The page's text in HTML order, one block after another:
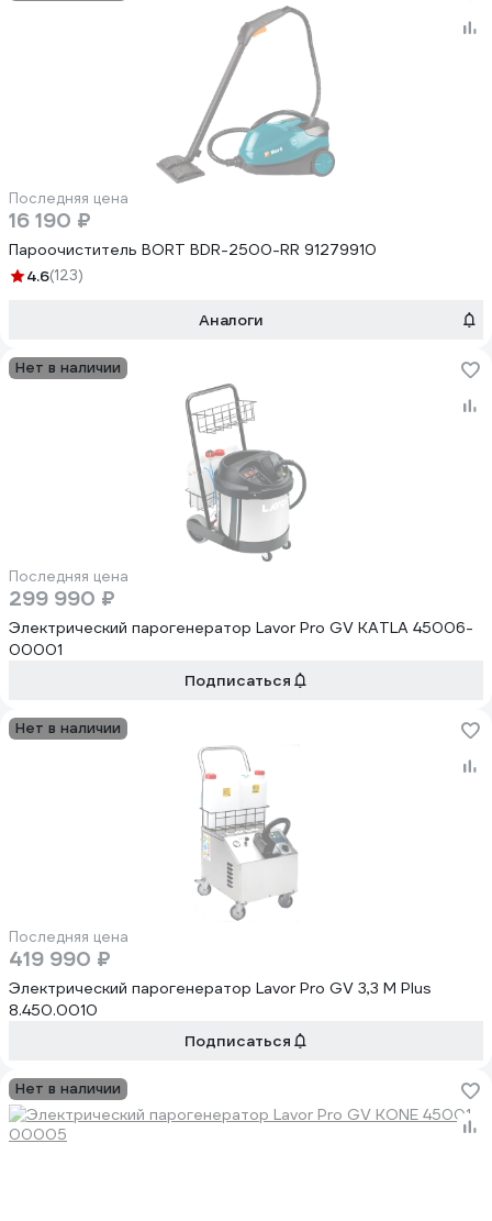
Последняя цена
16 190 ₽
Пароочиститель BORT BDR-2500-RR 91279910
4.6(123)
Аналоги
Нет в наличии
Последняя цена
299 990 ₽
Электрический парогенератор Lavor Pro GV KATLA 45006-
00001
Подписаться
Нет в наличии
Последняя цена
419 990 ₽
Электрический парогенератор Lavor Pro GV 3,3 M Plus
8.450.0010
Подписаться
Нет в наличии